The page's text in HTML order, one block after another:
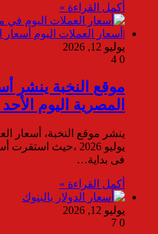
أكمل القراءة »
يوليو 12, 2026
0
موقع النخبة ينشر
المصرية اليوم الأحد 12 يوليو 2026
يوليو 2026 ،حيث
فى بداية…
أكمل القراءة »
يوليو 12, 2026
0